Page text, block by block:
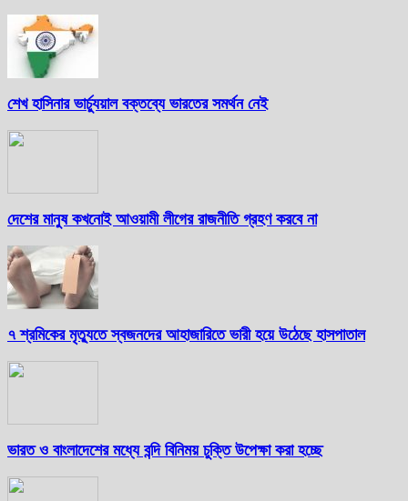
শেখ হাসিনার ভার্চ্যুয়াল বক্তব্যে ভারতের সমর্থন নেই
দেশের মানুষ কখনোই আওয়ামী লীগের রাজনীতি গ্রহণ করবে না
৭ শ্রমিকের মৃত্যুতে স্বজনদের আহাজারিতে ভারী হয়ে উঠেছে হাসপাতাল
ভারত ও বাংলাদেশের মধ্যে বন্দি বিনিময় চুক্তি উপেক্ষা করা হচ্ছে